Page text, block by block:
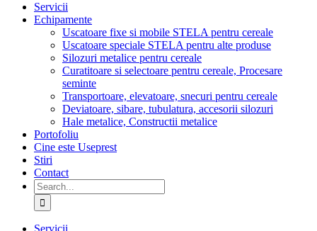
Servicii
Echipamente
Uscatoare fixe si mobile STELA pentru cereale
Uscatoare speciale STELA pentru alte produse
Silozuri metalice pentru cereale
Curatitoare si selectoare pentru cereale, Procesare
seminte
Transportoare, elevatoare, snecuri pentru cereale
Deviatoare, sibare, tubulatura, accesorii silozuri
Hale metalice, Constructii metalice
Portofoliu
Cine este Useprest
Stiri
Contact
Search
for: